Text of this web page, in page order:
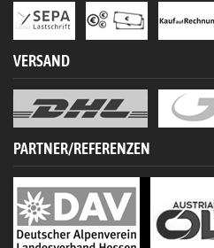
VERSAND
PARTNER/REFERENZEN